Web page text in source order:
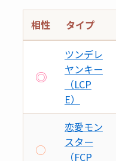
相性 タイプ
◎
ツンデレ
ヤンキー
（LCP
E）
○
恋愛モン
スター
（FCP